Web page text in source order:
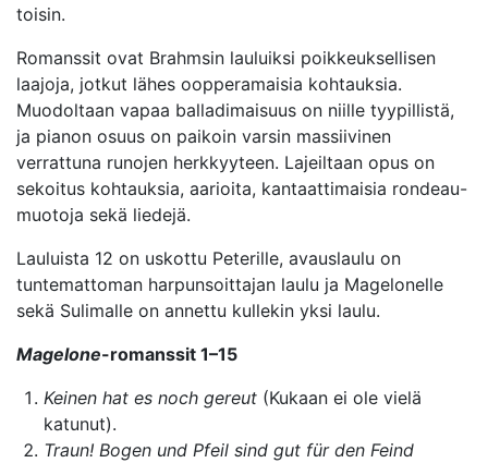
toisin.
Romanssit ovat Brahmsin lauluiksi poikkeuksellisen
laajoja, jotkut lähes oopperamaisia kohtauksia.
Muodoltaan vapaa balladimaisuus on niille tyypillistä,
ja pianon osuus on paikoin varsin massiivinen
verrattuna runojen herkkyyteen. Lajeiltaan opus on
sekoitus kohtauksia, aarioita, kantaattimaisia rondeau-
muotoja sekä liedejä.
Lauluista 12 on uskottu Peterille, avauslaulu on
tuntemattoman harpunsoittajan laulu ja Magelonelle
sekä Sulimalle on annettu kullekin yksi laulu.
Magelone-romanssit 1–15
Keinen hat es noch gereut (Kukaan ei ole vielä
katunut).
Traun! Bogen und Pfeil sind gut für den Feind